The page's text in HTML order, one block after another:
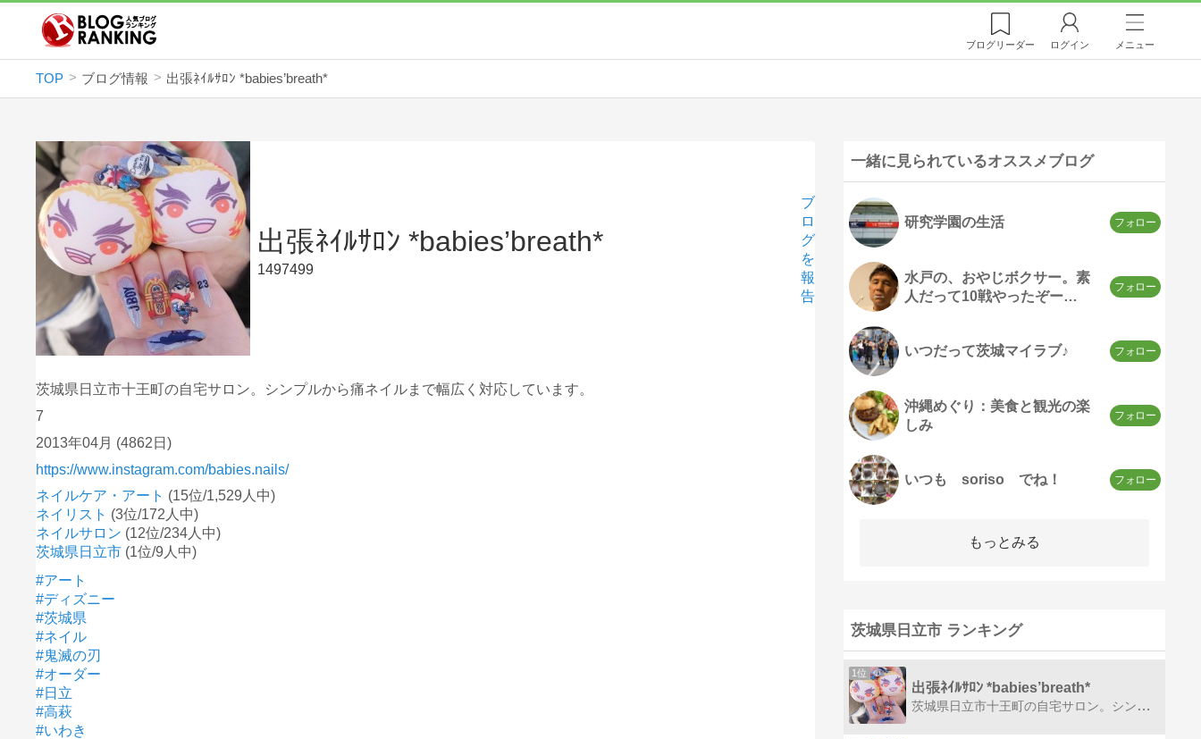
ブログリーダー ログイン メニュー
TOP ブログ情報 出張ﾈｲﾙｻﾛﾝ *babies’breath*
出張ﾈｲﾙｻﾛﾝ *babies’breath*
1497499
ブ
ロ
グ
を
報
告
茨城県日立市十王町の自宅サロン。シンプルから痛ネイルまで幅広く対応しています。
7
2013年04月 (4862日)
https://www.instagram.com/babies.nails/
ネイルケア・アート (15位/1,529人中)
ネイリスト (3位/172人中)
ネイルサロン (12位/234人中)
茨城県日立市 (1位/9人中)
#アート
#ディズニー
#茨城県
#ネイル
#鬼滅の刃
#オーダー
#日立
#高萩
#いわき
一緒に見られているオススメブログ
研究学園の生活
水戸の、おやじボクサー。素
人だって10戦やったぞー
いつだって茨城マイラブ♪
沖縄めぐり：美食と観光の楽
しみ
いつも soriso でね！
もっとみる
茨城県日立市 ランキング
1位
出張ﾈｲﾙｻﾛﾝ *babies’breath*
茨城県日立市十王町の自宅サロン。シンプルから痛ネイルまで幅広く対応しています。